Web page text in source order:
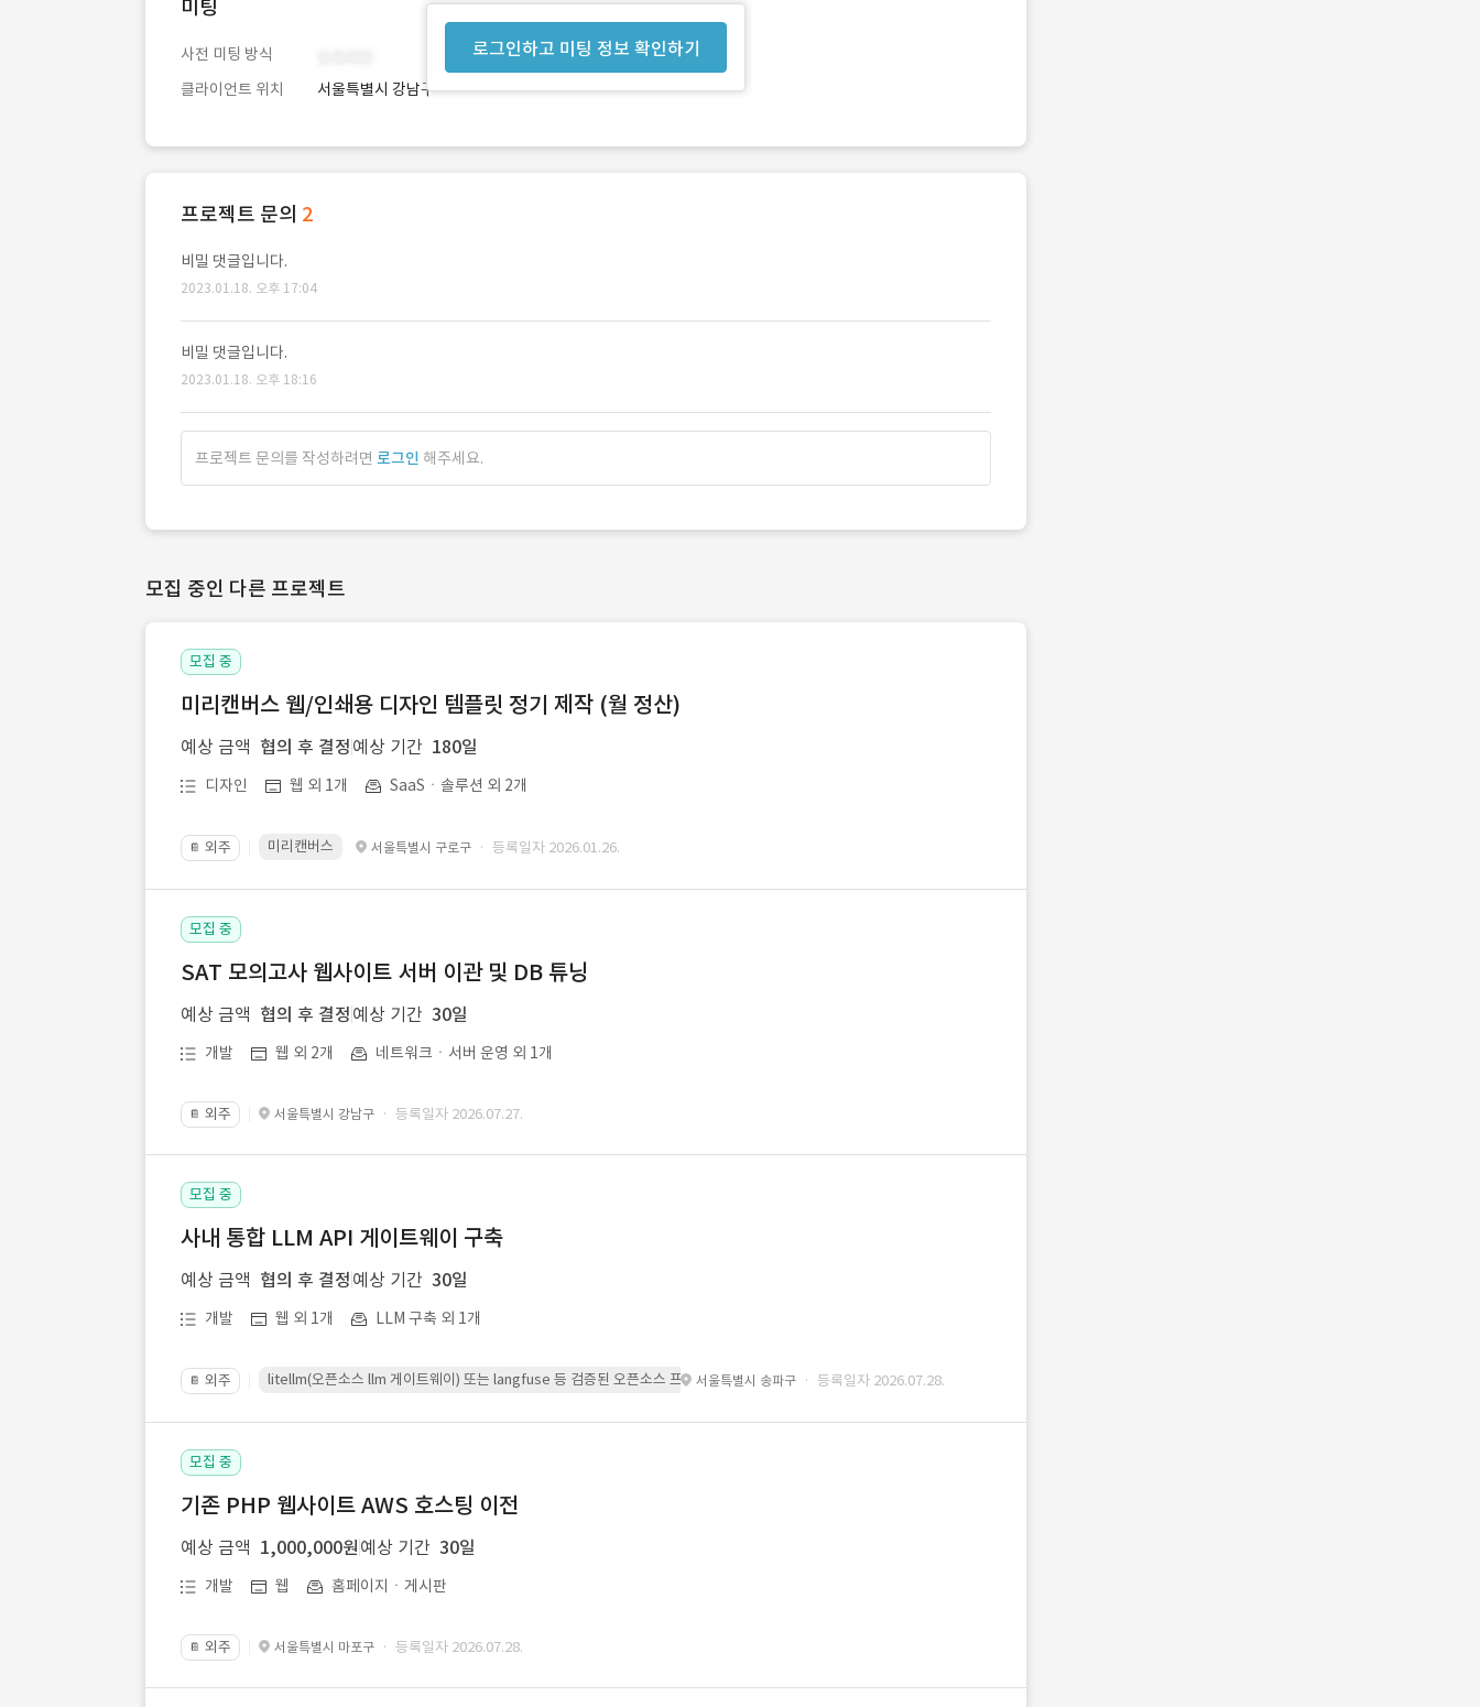
로그인하고 미팅 정보 확인하기
미팅
사전 미팅 방식
클라이언트 위치
서울특별시 강남구
프로젝트 문의 2
비밀 댓글입니다.
2023.01.18. 오후 17:04
비밀 댓글입니다.
2023.01.18. 오후 18:16
프로젝트 문의를 작성하려면 로그인 해주세요.
모집 중인 다른 프로젝트
모집 중
미리캔버스 웹/인쇄용 디자인 템플릿 정기 제작 (월 정산)
예상 금액 협의 후 결정 예상 기간 180일
디자인 웹 외 1개 SaaSㆍ솔루션 외 2개
📔 외주 미리캔버스 서울특별시 구로구 · 등록일자 2026.01.26.
모집 중
SAT 모의고사 웹사이트 서버 이관 및 DB 튜닝
예상 금액 협의 후 결정 예상 기간 30일
개발 웹 외 2개 네트워크ㆍ서버 운영 외 1개
📔 외주 서울특별시 강남구 · 등록일자 2026.07.27.
모집 중
사내 통합 LLM API 게이트웨이 구축
예상 금액 협의 후 결정 예상 기간 30일
개발 웹 외 1개 LLM 구축 외 1개
📔 외주 litellm(오픈소스 llm 게이트웨이) 또는 langfuse 등 검증된 오픈소스 프레임워크를 기반으로 시스템을 구축
서울특별시 송파구 · 등록일자 2026.07.28.
모집 중
기존 PHP 웹사이트 AWS 호스팅 이전
예상 금액 1,000,000원 예상 기간 30일
개발 웹 홈페이지ㆍ게시판
📔 외주 서울특별시 마포구 · 등록일자 2026.07.28.